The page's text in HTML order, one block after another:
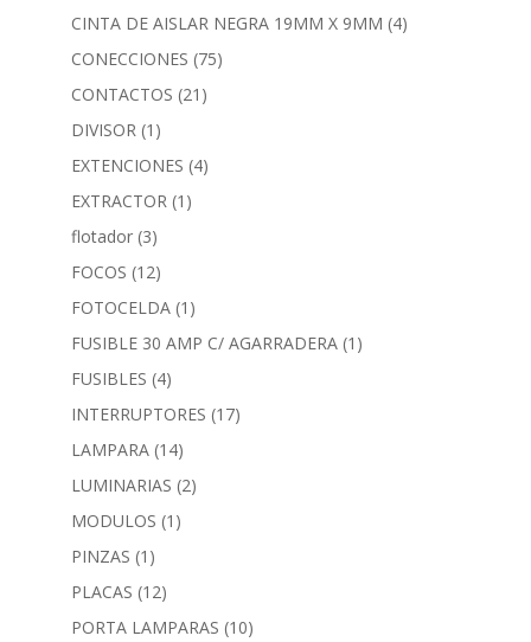
CINTA DE AISLAR NEGRA 19MM X 9MM (4)
CONECCIONES (75)
CONTACTOS (21)
DIVISOR (1)
EXTENCIONES (4)
EXTRACTOR (1)
flotador (3)
FOCOS (12)
FOTOCELDA (1)
FUSIBLE 30 AMP C/ AGARRADERA (1)
FUSIBLES (4)
INTERRUPTORES (17)
LAMPARA (14)
LUMINARIAS (2)
MODULOS (1)
PINZAS (1)
PLACAS (12)
PORTA LAMPARAS (10)